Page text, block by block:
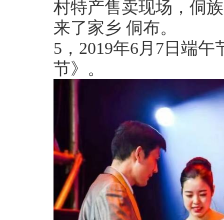
村特产售卖现场，侗
来了家乡 侗布。
5，2019年6月7日端
节》。